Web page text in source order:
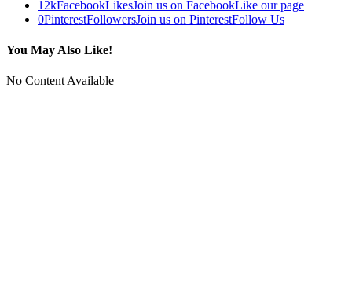
12kFacebookLikesJoin us on FacebookLike our page
0PinterestFollowersJoin us on PinterestFollow Us
You May Also Like!
No Content Available